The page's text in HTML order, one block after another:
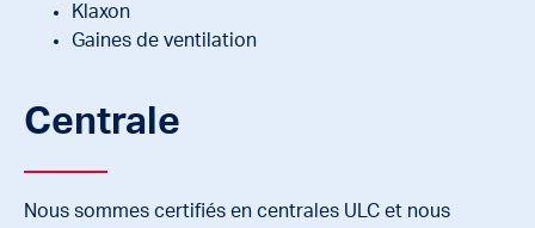
Klaxon
Gaines de ventilation
Centrale
Nous sommes certifiés en centrales ULC et nous